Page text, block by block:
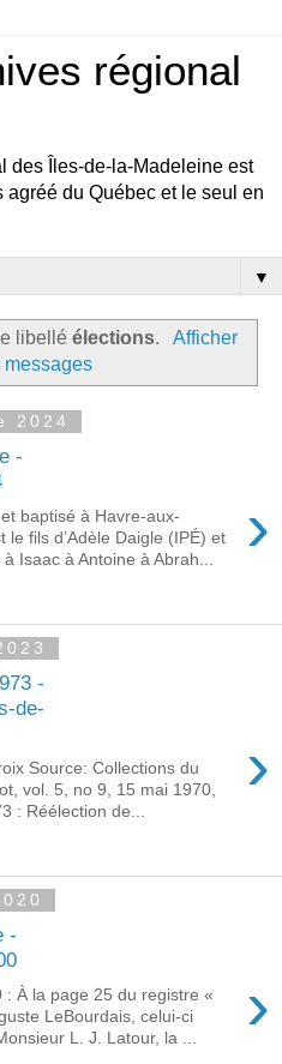
régional
des Îles-de-la-Madeleine est
agréé du Québec et le seul en
▼
libelléélections.
Afficher
messages
2024
-
›
baptisé à Havre-aux-
le fils d’Adèle Daigle (IPÉ) et
Isaac à Antoine à Abrah...
-
de-
›
Source: Collections du
vol. 5, no 9, 15 mai 1970,
: Réélection de...
-
›
: À la page 25 du registre «
LeBourdais, celui-ci
L. J. Latour, la ...